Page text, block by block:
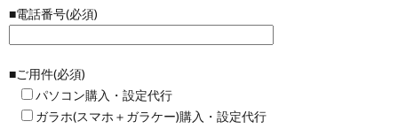
■電話番号(必須)
■ご用件(必須)
パソコン購入・設定代行
ガラホ(スマホ＋ガラケー)購入・設定代行